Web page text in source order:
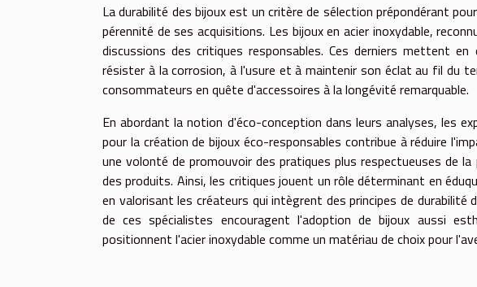
La durabilité des bijoux est un critère de sélection prépondérant
pérennité de ses acquisitions. Les bijoux en acier inoxydable,
discussions des critiques responsables. Ces derniers mettent
résister à la corrosion, à l'usure et à maintenir son éclat au fil du
consommateurs en quête d'accessoires à la longévité remarquable.
En abordant la notion d'éco-conception dans leurs analyses, les
pour la création de bijoux éco-responsables contribue à réduire
une volonté de promouvoir des pratiques plus respectueuses de
des produits. Ainsi, les critiques jouent un rôle déterminant en
en valorisant les créateurs qui intègrent des principes de
de ces spécialistes encouragent l'adoption de bijoux aussi
positionnent l'acier inoxydable comme un matériau de choix pour